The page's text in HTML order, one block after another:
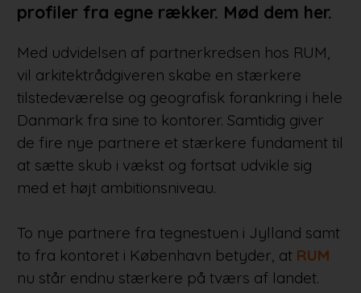
profiler fra egne rækker. Mød dem her.
Med udvidelsen af partnerkredsen hos RUM,
vil arkitektrådgiveren skabe en stærkere
tilstedeværelse og geografisk forankring i hele
Danmark fra sine to kontorer. Samtidig giver
de fire nye partnere et stærkere fundament til
at sætte skub i vækst og fortsat udvikle sig
med et højt ambitionsniveau.
To nye partnere fra tegnestuen i Jylland samt
to fra kontoret i København betyder, at RUM
nu står endnu stærkere på tværs af landet.